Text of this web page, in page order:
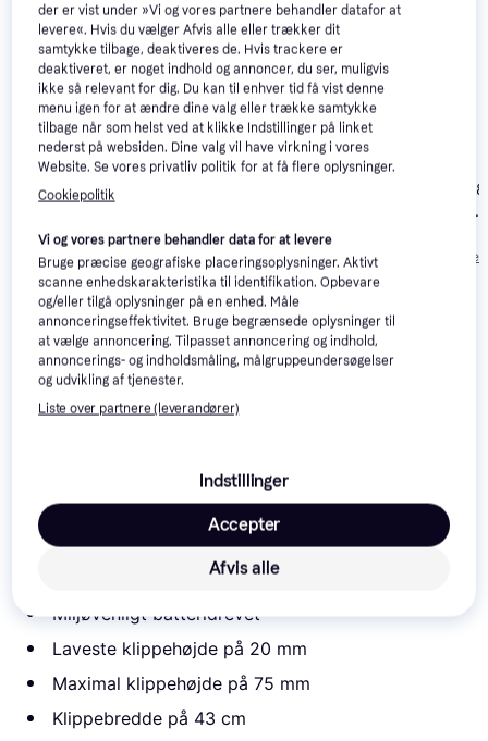
Bosch GRA 18V2-46
Solo Batteridrevet
2.936 kr.
Makita DLM330SM
plæneklipper
2.299 kr.
Makita
Eller 3 betalinger
Læs om produktet
Laveste pris for Makita DLM432CT2 (2x5.0Ah)
Batteridrevet plæneklipper
græsslåmaskine fra Makita. Det er en batteridreven
plæneklipper, hvilket både er miljøvenligt og samtidig
også godt for din pengepung, da du slipper for at
Miljøvenligt batteridrevet
Laveste klippehøjde på 20 mm
Maximal klippehøjde på 75 mm
Klippebredde på 43 cm
der er vist under »Vi og vores partnere behandler datafor at
levere«. Hvis du vælger Afvis alle eller trækker dit
samtykke tilbage, deaktiveres de. Hvis trackere er
deaktiveret, er noget indhold og annoncer, du ser, muligvis
ikke så relevant for dig. Du kan til enhver tid få vist denne
menu igen for at ændre dine valg eller trække samtykke
tilbage når som helst ved at klikke Indstillinger på linket
nederst på websiden. Dine valg vil have virkning i vores
Website. Se vores privatliv politik for at få flere oplysninger.
Cookiepolitik
Vi og vores partnere behandler data for at levere
Bruge præcise geografiske placeringsoplysninger. Aktivt
scanne enhedskarakteristika til identifikation. Opbevare
og/eller tilgå oplysninger på en enhed. Måle
annonceringseffektivitet. Bruge begrænsede oplysninger til
at vælge annoncering. Tilpasset annoncering og indhold,
annoncerings- og indholdsmåling, målgruppeundersøgelser
og udvikling af tjenester.
Liste over partnere (leverandører)
Indstillinger
Afvis alle
Accepter